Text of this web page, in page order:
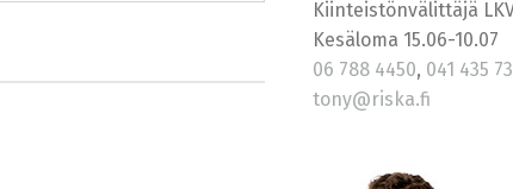
Kiinteistönvälittäjä
Kesäloma 15.06-10.07
06 788 4450, 041 435
tony@riska.fi